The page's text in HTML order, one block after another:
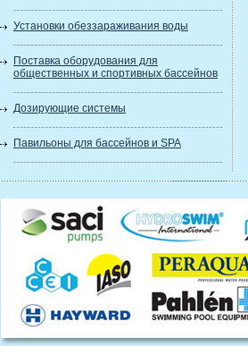
Установки обеззараживания воды
Поставка оборудования для
общественных и спортивных бассейнов
Дозирующие системы
Павильоны для бассейнов и SPA